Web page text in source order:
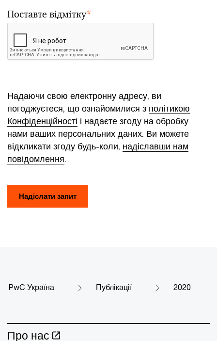
Поставте відмітку*
Надаючи свою електронну адресу, ви
погоджуєтеся, що ознайомилися з політикою
Конфіденційності і надаєте згоду на обробку
нами ваших персональних даних. Ви можете
відкликати згоду будь-коли, надіславши нам
повідомлення.
Надіслати запит
PwC Україна Публікації 2020
Про нас